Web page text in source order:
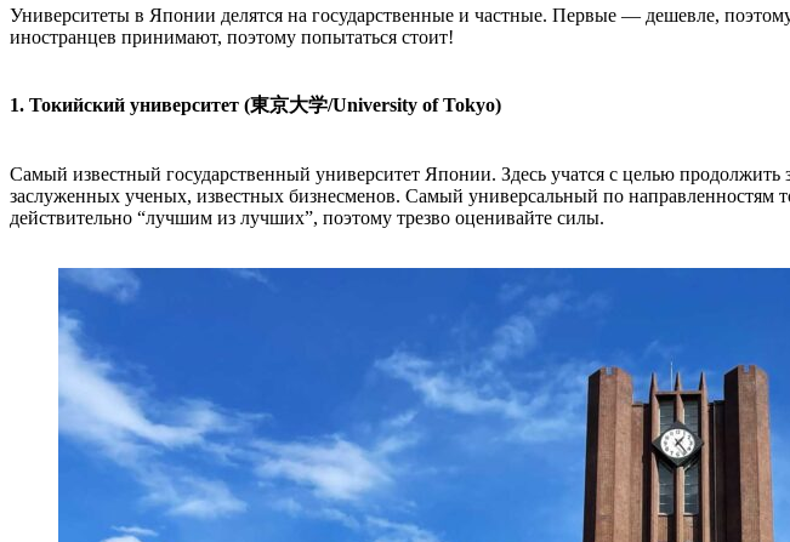
Университеты в Японии делятся на государственные и частные. Первые — дешевле,
иностранцев принимают, поэтому попытаться стоит!
1. Токийский университет (東京大学/University of Tokyo)
Самый известный государственный университет Японии. Здесь учатся с целью
заслуженных ученых, известных бизнесменов. Самый универсальный по
действительно “лучшим из лучших”, поэтому трезво оценивайте силы.